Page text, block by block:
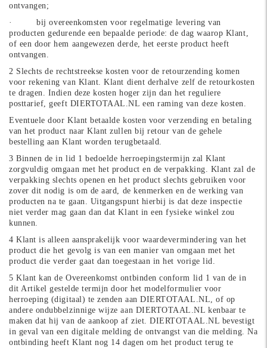
ontvangen;
· bij overeenkomsten voor regelmatige levering van
producten gedurende een bepaalde periode: de dag waarop Klant,
of een door hem aangewezen derde, het eerste product heeft
ontvangen.
2 Slechts de rechtstreekse kosten voor de retourzending komen
voor rekening van Klant. Klant dient derhalve zelf de retourkosten
te dragen. Indien deze kosten hoger zijn dan het reguliere
posttarief, geeft DIERTOTAAL.NL een raming van deze kosten.
Eventuele door Klant betaalde kosten voor verzending en betaling
van het product naar Klant zullen bij retour van de gehele
bestelling aan Klant worden terugbetaald.
3 Binnen de in lid 1 bedoelde herroepingstermijn zal Klant
zorgvuldig omgaan met het product en de verpakking. Klant zal de
verpakking slechts openen en het product slechts gebruiken voor
zover dit nodig is om de aard, de kenmerken en de werking van
producten na te gaan. Uitgangspunt hierbij is dat deze inspectie
niet verder mag gaan dan dat Klant in een fysieke winkel zou
kunnen.
4 Klant is alleen aansprakelijk voor waardevermindering van het
product die het gevolg is van een manier van omgaan met het
product die verder gaat dan toegestaan in het vorige lid.
5 Klant kan de Overeenkomst ontbinden conform lid 1 van de in
dit Artikel gestelde termijn door het modelformulier voor
herroeping (digitaal) te zenden aan DIERTOTAAL.NL, of op
andere ondubbelzinnige wijze aan DIERTOTAAL.NL kenbaar te
maken dat hij van de aankoop af ziet. DIERTOTAAL.NL bevestigt
in geval van een digitale melding de ontvangst van die melding. Na
ontbinding heeft Klant nog 14 dagen om het product terug te